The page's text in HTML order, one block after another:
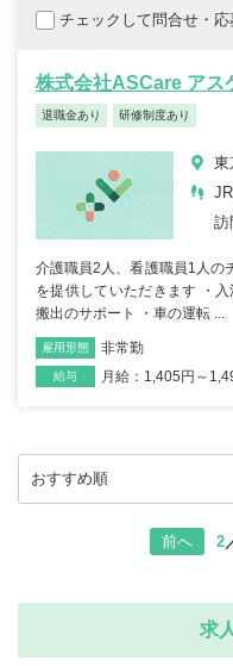
チェックして問合せ・応
株式会社ASCare ア
退職金あり 研修制度あり
東
訪
介護職員2人、看護職員1人の
を提供していただきます ・
搬出のサポート ・車の運転 ...
職種
雇用形態 非常勤
給与 月給：1,405円～
前へ 2
求